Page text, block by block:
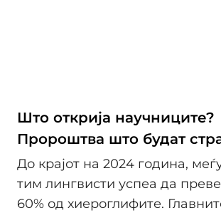
Што открија научниците?
Пророштва што будат
До крајот на 2024 година,
тим лингвисти успеа да
60% од хиероглифите.